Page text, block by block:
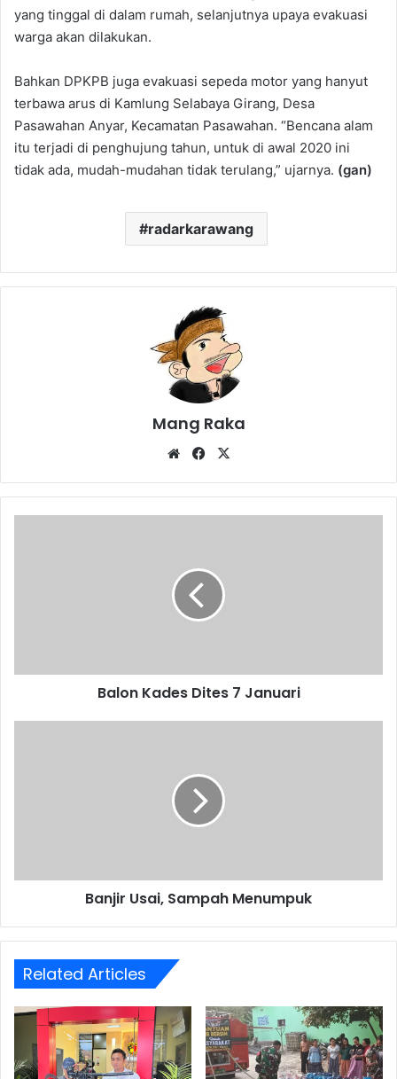
yang tinggal di dalam rumah, selanjutnya upaya evakuasi
warga akan dilakukan.
Bahkan DPKPB juga evakuasi sepeda motor yang hanyut
terbawa arus di Kamlung Selabaya Girang, Desa
Pasawahan Anyar, Kecamatan Pasawahan. “Bencana alam
itu terjadi di penghujung tahun, untuk di awal 2020 ini
tidak ada, mudah-mudahan tidak terulang,” ujarnya. (gan)
radarkarawang
Mang Raka
WebsiteFacebook
Balon Kades Dites 7 Januari
Banjir Usai, Sampah Menumpuk
Related Articles